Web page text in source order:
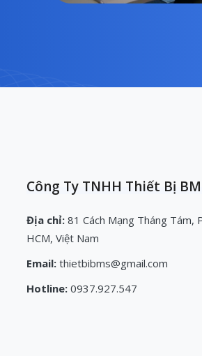
Công Ty TNHH Thiết Bị
Địa chỉ: 81 Cách Mạng Tháng Tám,
HCM, Việt Nam
Email: thietbibms@gmail.com
Hotline: 0937.927.547